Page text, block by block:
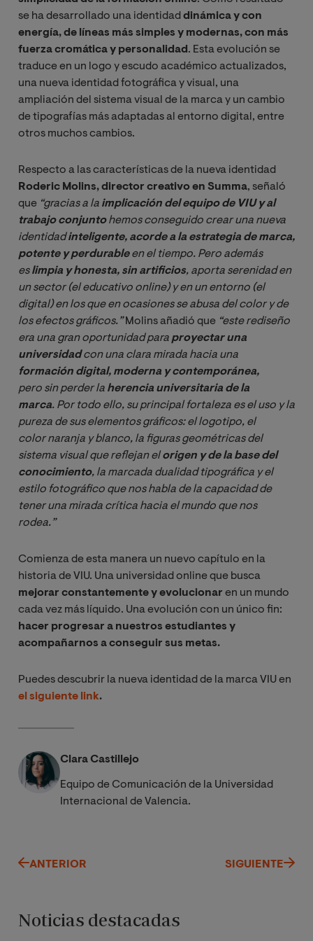
se ha desarrollado una identidad dinámica y con
energía, de líneas más simples y modernas, con más
fuerza cromática y personalidad . Esta evolución se
traduce en un logo y escudo académico actualizados,
una nueva identidad fotográfica y visual, una
ampliación del sistema visual de la marca y un cambio
de tipografías más adaptadas al entorno digital, entre
otros muchos cambios.
Respecto a las características de la nueva identidad
Roderic Molins, director creativo en Summa, señaló
que “gracias a la implicación del equipo de VIU y al
trabajo conjunto hemos conseguido crear una nueva
identidad inteligente, acorde a la estrategia de marca,
potente y perdurable en el tiempo. Pero además
es limpia y honesta, sin artificios, aporta serenidad en
un sector (el educativo online) y en un entorno (el
digital) en los que en ocasiones se abusa del color y de
los efectos gráficos.” Molins añadió que “este rediseño
era una gran oportunidad para proyectar una
universidad
formación digital, moderna y contemporánea,
pero sin perder la herencia universitaria de la
marca. Por todo ello, su principal fortaleza es el uso y la
pureza de sus elementos gráficos: el logotipo, el
color naranja y blanco, la figuras geométricas del
sistema visual que reflejan el origen y de la base del
conocimiento, la marcada dualidad tipográfica y el
estilo fotográfico que nos habla de la capacidad de
tener una mirada crítica hacia el mundo que nos
rodea.”
Comienza de esta manera un nuevo capítulo en la
historia de VIU. Una universidad online que busca
mejorar constantemente y evolucionar en un mundo
cada vez más líquido. Una evolución con un único fin:
hacer progresar a nuestros estudiantes y
acompañarnos a conseguir sus metas.
Puedes descubrir la nueva identidad de la marca VIU en
el siguiente link.
Clara Castillejo
Equipo de Comunicación de la Universidad
Internacional de Valencia.
ANTERIOR SIGUIENTE
Noticias destacadas